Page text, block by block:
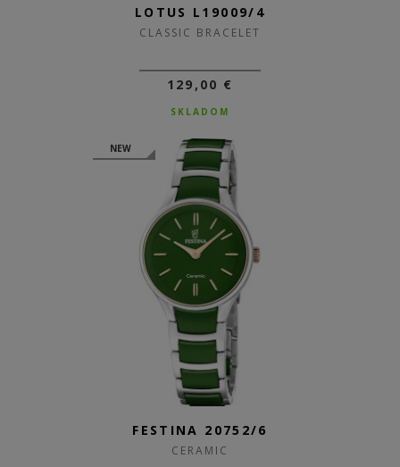
LOTUS L19009/4
CLASSIC BRACELET
129,00 €
SKLADOM
NEW
FESTINA 20752/6
CERAMIC